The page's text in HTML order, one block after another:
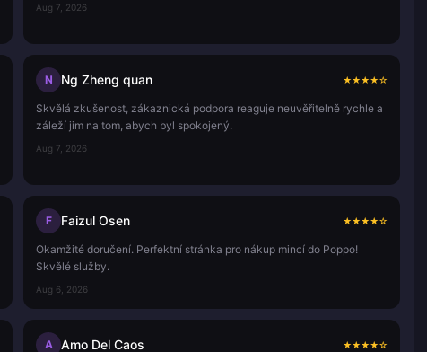
Aug 7, 2026
N Ng Zheng quan ★★★★☆
Skvělá zkušenost, zákaznická podpora reaguje neuvěřitelně rychle a
záleží jim na tom, abych byl spokojený.
Aug 7, 2026
F Faizul Osen ★★★★☆
Okamžité doručení. Perfektní stránka pro nákup mincí do Poppo!
Skvělé služby.
Aug 6, 2026
A Amo Del Caos ★★★★☆